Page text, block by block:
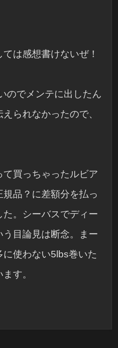
は感想書けないぜ！
のでメンテに出したん
られなかったので、
買っちゃったルビア
品？に差額分を払っ
。シーバスでディー
目論見は断念。まー
使わない5lbs巻いた
す。